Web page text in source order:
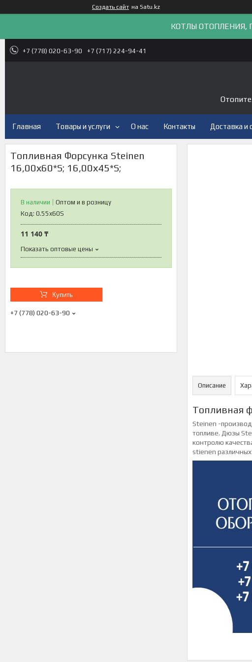
Создать сайт на Satu.kz
КОТЛЫ ОТОПЛЕНИЯ,
+7 (778) 020-63-90 +7 (717) 224-94-41
Главная Товары и услуги О нас Контакты Доставка и
Топливная Форсунка Steinen
16,00х60*S; 16,00х45*S;
В наличии
Оптом и в розницу
Код: 0.55x60S
11 140 ₸
Показать оптовые цены
Купить
+7 (778) 020-63-90
Описание
Топливная
Steinen -
топливе. Дюзы
контролю
stienen